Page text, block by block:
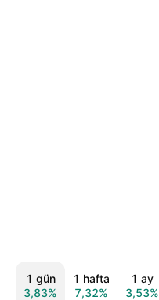
1 gün
3,83%
1 hafta
7,32%
1 ay
3,53%